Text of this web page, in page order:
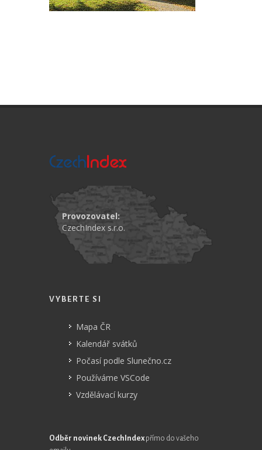
Provozovatel:
CzechIndex s.r.o.
VYBERTE SI
Mapa ČR
Kalendář svátků
Počasí podle Slunečno.cz
Používáme VSCode
Vzdělávací kurzy
Odběr novinek CzechIndex přímo do vašeho